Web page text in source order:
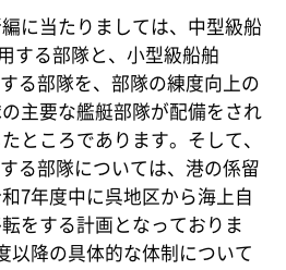
に当たりましては、中型級船
する部隊と、小型級船舶
る部隊を、部隊の練度向上の
主要な艦艇部隊が配備をされ
ところであります。そして、
る部隊については、港の係留
7年度中に呉地区から海上自
をする計画となっておりま
以降の具体的な体制について